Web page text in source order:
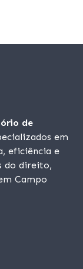
de
em
eficiência e
do direito,
Campo